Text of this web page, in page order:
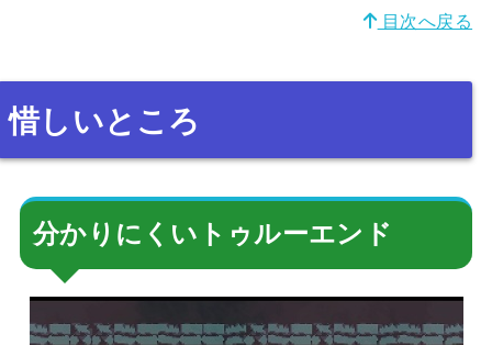
目次へ戻る
惜しいところ
分かりにくいトゥルーエンド